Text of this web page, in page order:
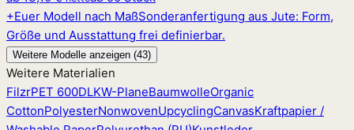
+Euer Modell nach MaßSonderanfertigung aus Jute: Form,
Größe und Ausstattung frei definierbar.
Weitere Modelle anzeigen (43)
Weitere Materialien
FilzrPET 600DLKW-PlaneBaumwolleOrganic
CottonPolyesterNonwovenUpcyclingCanvasKraftpapier /